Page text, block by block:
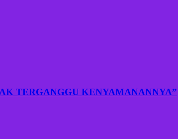
TERGANGGU KENYAMANANNYA”